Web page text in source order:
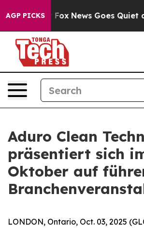
AGP PICKS
Exist Fox News Goes Quiet as
Aduro Clean
präsentiert sich
Oktober auf
LONDON, Ontario, Oct. 03, 2025